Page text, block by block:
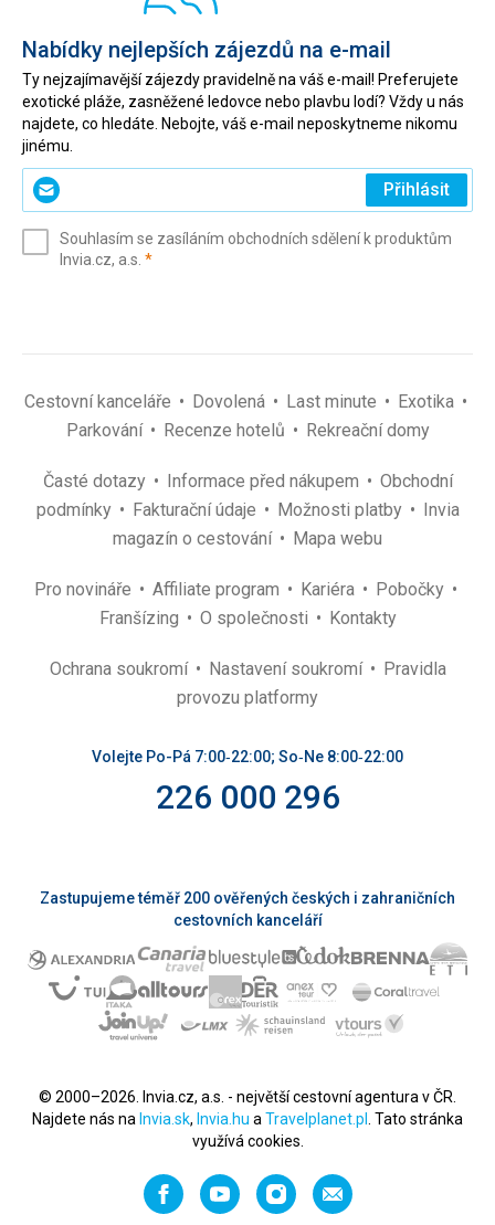
Nabídky nejlepších zájezdů na e-mail
Ty nejzajímavější zájezdy pravidelně na váš e-mail! Preferujete
exotické pláže, zasněžené ledovce nebo plavbu lodí? Vždy u nás
najdete, co hledáte. Nebojte, váš e-mail neposkytneme nikomu
jinému.
Zadejte
svůj
(povinné)
Přihlásit
Souhlasím se zasíláním obchodních sdělení k produktům
Invia.cz, a.s. *(povinné)
Cestovní kanceláře Dovolená Last minute
Exotika
Parkování
Recenze hotelů Rekreační domy
Časté dotazy Informace před nákupem
Obchodní
podmínky
Fakturační údaje Možnosti platby
Invia
magazín o cestování
Mapa webu
Pro novináře Affiliate program Kariéra
Pobočky
Franšízing
O společnosti Kontakty
Ochrana soukromí Nastavení soukromí
Pravidla
provozu platformy
Volejte Po-Pá 7:00‑22:00; So‑Ne 8:00‑22:00
226 000 296
Zastupujeme téměř 200 ověřených českých i zahraničních
cestovních kanceláří
© 2000–2026. Invia.cz, a.s. - největší cestovní agentura v ČR.
Najdete nás na Invia.sk, Invia.hu a Travelplanet.pl
. Tato stránka
využívá cookies.
FacebookYouTubeInstagramNapište